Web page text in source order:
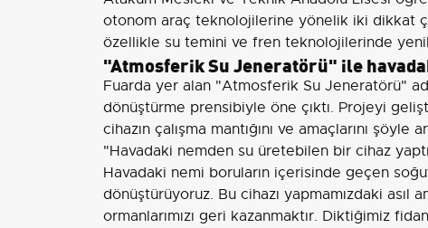
otonom araç teknolojilerine yönelik iki dikkat
özellikle su temini ve fren teknolojilerinde
"Atmosferik Su Jeneratörü" ile
Fuarda yer alan "Atmosferik Su Jeneratörü"
dönüştürme prensibiyle öne çıktı. Projeyi
cihazın çalışma mantığını ve amaçlarını şöyle
"Havadaki nemden su üretebilen bir cihaz
Havadaki nemi boruların içerisinde geçen
dönüştürüyoruz. Bu cihazı yapmamızdaki asıl
ormanlarımızı geri kazanmaktır. Diktiğimiz